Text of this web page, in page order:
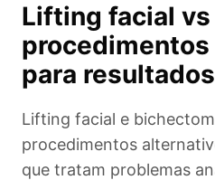
Lifting facial
para
Lifting facial e
procedimentos
que tratam problemas